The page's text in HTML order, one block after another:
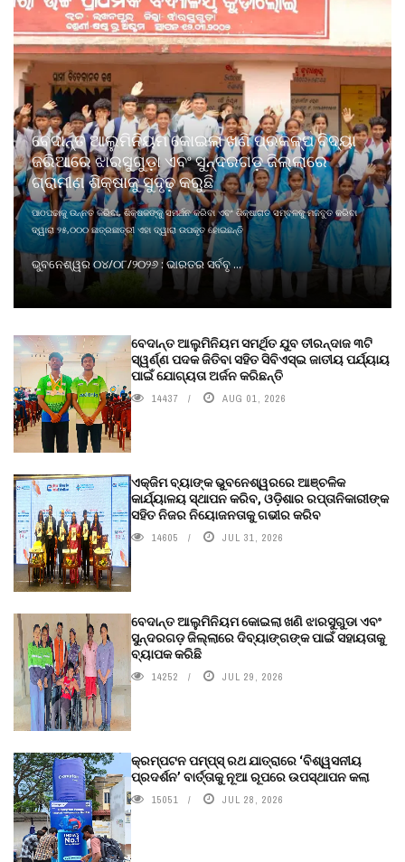
ବେଦାନ୍ତ ଆଲୁମିନିୟମ କୋଇଲା ଖଣି ପ୍ରକଳ୍ପ ବିଦ୍ୟା
ଜରିଆରେ ଝାରସୁଗୁଡ଼ା ଏବଂ ସୁନ୍ଦରଗଡ଼ ଜିଲ୍ଲାରେ
ଗ୍ରାମୀଣ ଶିକ୍ଷାକୁ ସୁଦୃଢ଼ କରୁଛି
ପାଠପଢାକୁ ଉନ୍ନତ କରିବା, ଶିକ୍ଷକଙ୍କୁ ସମର୍ଥନ କରିବା ଏବଂ ଶିକ୍ଷାଗତ ସମ୍ବଳକୁ ମଜବୁତ କରିବା
ଦ୍ୱାରା ୨୫,୦୦୦ ଛାତ୍ରଛାତ୍ରୀ ଏହା ଦ୍ୱାରା ଉପକୃତ ହୋଇଛନ୍ତି
ଭୁବନେଶ୍ୱର ୦୪/୦୮/୨୦୨୬ : ଭାରତର ସର୍ବବୃ ...
ବେଦାନ୍ତ ଆଲୁମିନିୟମ ସମର୍ଥିତ ଯୁବ ତୀରନ୍ଦାଜ ୩ଟି
ସ୍ୱର୍ଣ୍ଣ ପଦକ ଜିତିବା ସହିତ ସିବିଏସ୍ଇ ଜାତୀୟ ପର୍ଯ୍ୟାୟ
ପାଇଁ ଯୋଗ୍ୟତା ଅର୍ଜନ କରିଛନ୍ତି
14437 AUG 01, 2026
ଏକ୍ଜିମ ବ୍ୟାଙ୍କ ଭୁବନେଶ୍ୱରରେ ଆଞ୍ଚଳିକ
କାର୍ଯ୍ୟାଳୟ ସ୍ଥାପନ କରିବ, ଓଡ଼ିଶାର ରପ୍ତାନିକାରୀଙ୍କ
ସହିତ ନିଜର ନିୟୋଜନତାକୁ ଗଭୀର କରିବ
14605 JUL 31, 2026
ବେଦାନ୍ତ ଆଲୁମିନିୟମ କୋଇଲା ଖଣି ଝାରସୁଗୁଡା ଏବଂ
ସୁନ୍ଦରଗଡ଼ ଜିଲ୍ଲାରେ ଦିବ୍ୟାଙ୍ଗଙ୍କ ପାଇଁ ସହାୟତାକୁ
ବ୍ୟାପକ କରିଛି
14252 JUL 29, 2026
କ୍ରମ୍ପଟନ ପମ୍ପ୍‌ସ୍‌ ରଥ ଯାତ୍ରାରେ ‘ବିଶ୍ୱସନୀୟ
ପ୍ରଦର୍ଶନ’ ବାର୍ତ୍ତାକୁ ନୂଆ ରୂପରେ ଉପସ୍ଥାପନ କଲା
15051 JUL 28, 2026